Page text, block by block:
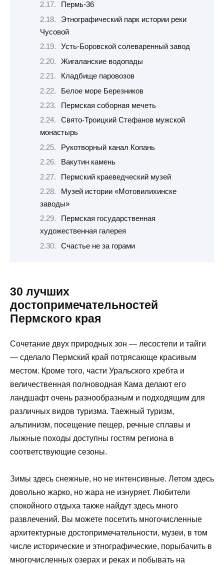
Пермь-36
Этнографический парк истории реки
Чусовой
Усть-Боровской солеваренный завод
Жигаланские водопады
Кладбище паровозов
Белое море Березников
Пермская соборная мечеть
Свято-Троицкий Стефанов мужской
монастырь
Рукотворный канал Копань
Вакутин камень
Пермский краеведческий музей
Музей истории «Мотовилихинске
заводы»
Пермская государственная
художественная галерея
Счастье не за горами
30 лучших
достопримечательностей
Пермского края
Сочетание двух природных зон — лесостепи и тайги
— сделало Пермский край потрясающе красивым
местом. Кроме того, части Уральского хребта и
величественная полноводная Кама делают его
ландшафт очень разнообразным и подходящим для
различных видов туризма. Таежный туризм,
альпинизм, посещение пещер, речные сплавы и
лыжные походы доступны гостям региона в
соответствующие сезоны.
Зимы здесь снежные, но не интенсивные. Летом здесь
довольно жарко, но жара не изнуряет. Любители
спокойного отдыха также найдут здесь много
развлечений. Вы можете посетить многочисленные
архитектурные достопримечательности, музеи, в том
числе исторические и этнографические, порыбачить в
многочисленных озерах и реках и побывать на